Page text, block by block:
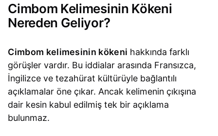
Cimbom Kelimesinin Kökeni
Nereden Geliyor?
Cimbom kelimesinin kökeni hakkında farklı
görüşler vardır. Bu iddialar arasında Fransızca,
İngilizce ve tezahürat kültürüyle bağlantılı
açıklamalar öne çıkar. Ancak kelimenin çıkışına
dair kesin kabul edilmiş tek bir açıklama
bulunmaz.